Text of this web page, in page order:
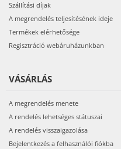
Szállítási díjak
A megrendelés teljesítésének ideje
Termékek elérhetősége
Regisztráció webáruházunkban
VÁSÁRLÁS
A megrendelés menete
A rendelés lehetséges státuszai
A rendelés visszaigazolása
Bejelentkezés a felhasználói fiókba